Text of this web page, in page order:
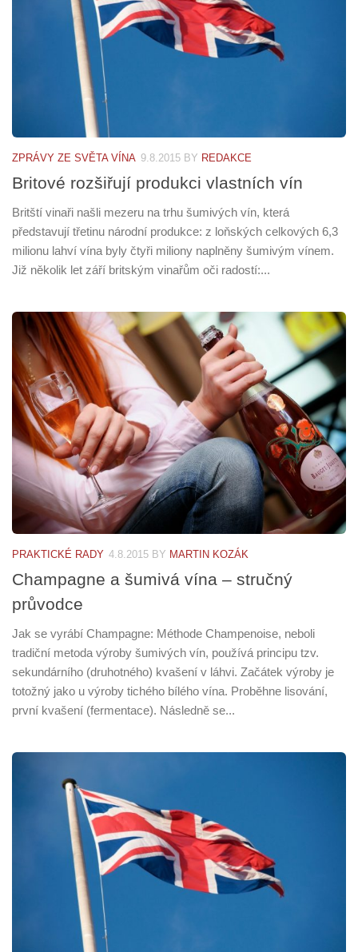
ZPRÁVY ZE SVĚTA VÍNA 9.8.2015 BY REDAKCE
Britové rozšiřují produkci vlastních vín
Britští vinaři našli mezeru na trhu šumivých vín, která
představují třetinu národní produkce: z loňských celkových 6,3
milionu lahví vína byly čtyři miliony naplněny šumivým vínem.
Již několik let září britským vinařům oči radostí:...
PRAKTICKÉ RADY 4.8.2015 BY MARTIN KOZÁK
Champagne a šumivá vína – stručný
průvodce
Jak se vyrábí Champagne: Méthode Champenoise, neboli
tradiční metoda výroby šumivých vín, používá principu tzv.
sekundárního (druhotného) kvašení v láhvi. Začátek výroby je
totožný jako u výroby tichého bílého vína. Proběhne lisování,
první kvašení (fermentace). Následně se...